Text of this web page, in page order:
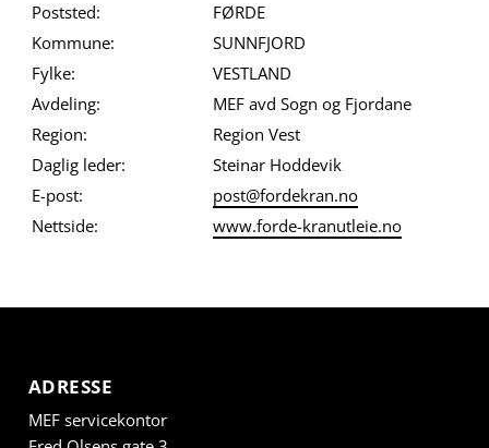
Poststed:
FØRDE
Kommune:
SUNNFJORD
Fylke:
VESTLAND
Avdeling:
MEF avd Sogn og Fjordane
Region:
Region Vest
Daglig leder:
Steinar Hoddevik
E-post:
post@fordekran.no
Nettside:
www.forde-kranutleie.no
ADRESSE
MEF servicekontor